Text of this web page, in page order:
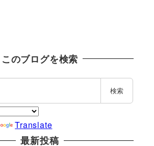
このブログを検索
検索
Translate
最新投稿